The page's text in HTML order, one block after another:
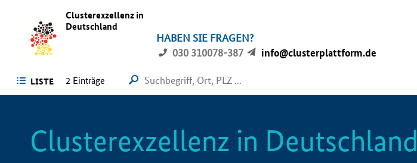
Clusterexzellenz in
Deutschland
HABEN SIE FRAGEN?
030 310078-387
info@clusterplattform.de
LISTE 2 Einträge
Clusterexzellenz in Deutschland